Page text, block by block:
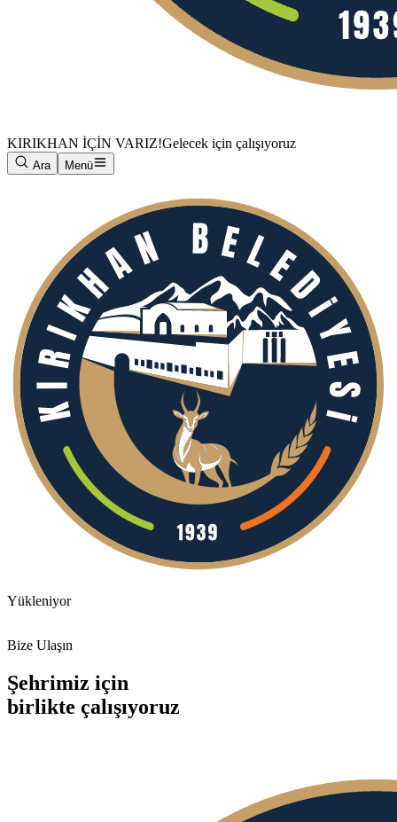
KIRIKHAN İÇİN VARIZ!Gelecek için çalışıyoruz
Ara Menü
Yükleniyor
Bize Ulaşın
Şehrimiz için
birlikte çalışıyoruz